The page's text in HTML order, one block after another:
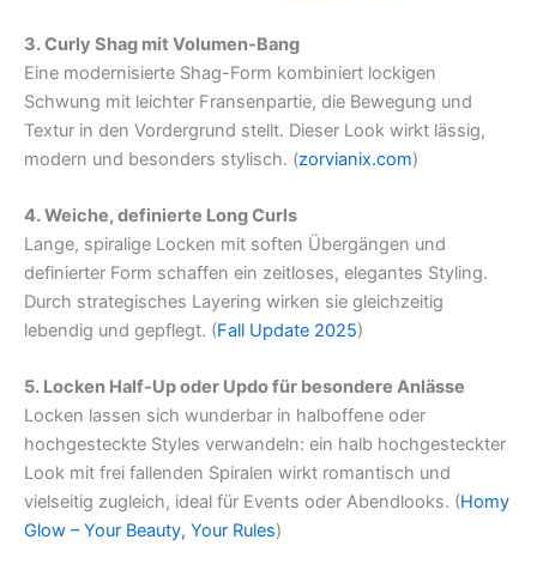
3. Curly Shag mit Volumen-Bang
Eine modernisierte Shag-Form kombiniert lockigen
Schwung mit leichter Fransenpartie, die Bewegung und
Textur in den Vordergrund stellt. Dieser Look wirkt lässig,
modern und besonders stylisch. (zorvianix.com)
4. Weiche, definierte Long Curls
Lange, spiralige Locken mit soften Übergängen und
definierter Form schaffen ein zeitloses, elegantes Styling.
Durch strategisches Layering wirken sie gleichzeitig
lebendig und gepflegt. (Fall Update 2025)
5. Locken Half-Up oder Updo für besondere Anlässe
Locken lassen sich wunderbar in halboffene oder
hochgesteckte Styles verwandeln: ein halb hochgesteckter
Look mit frei fallenden Spiralen wirkt romantisch und
vielseitig zugleich, ideal für Events oder Abendlooks. (Homy
Glow – Your Beauty, Your Rules)